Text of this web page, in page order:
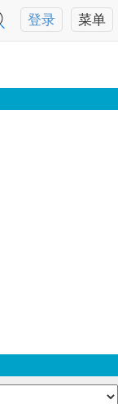
菜单
登录